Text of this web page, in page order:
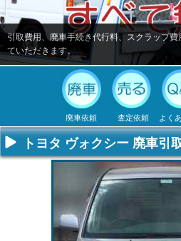
引取費用、廃車手続き代行料、スクラップ
ていただきます。
廃車依頼
不要になった
車の廃車手続
査定依頼
専門スタッフ
がしっかりと
査定いたしま
す。
よく
廃車
する
質問
しま
トヨタ ヴォクシー 廃車引